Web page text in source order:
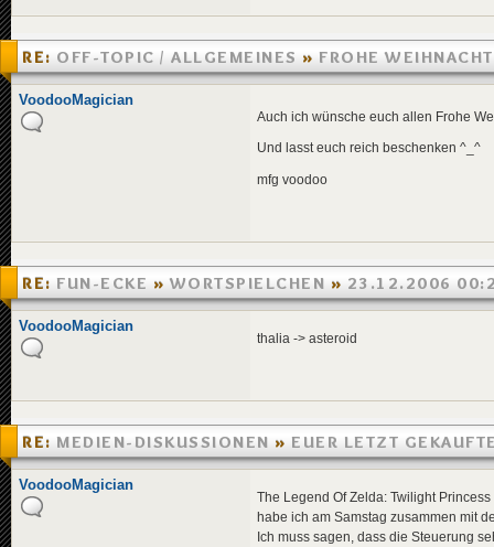
RE: OFF-TOPIC / ALLGEMEINES » FROHE
»24.12.2006 01:44
VoodooMagician
Auch ich wünsche euch allen Frohe
Und lasst euch reich beschenken ^_^
mfg voodoo
RE: FUN-ECKE » WORTSPIELCHEN » 23.12.2006
VoodooMagician
thalia -> asteroid
RE: MEDIEN-DISKUSSIONEN » EUER LETZT
»18.12.2006 01:03
VoodooMagician
The Legend Of Zelda: Twilight Princess
habe ich am Samstag zusammen mit
Ich muss sagen, dass die Steuerung